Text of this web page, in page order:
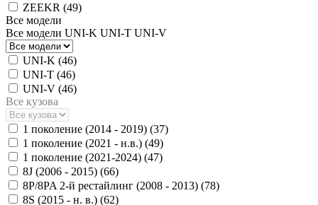
ZEEKR (49)
Все модели
Все модели UNI-K UNI-T UNI-V
UNI-K (46)
UNI-T (46)
UNI-V (46)
Все кузова
1 поколение (2014 - 2019) (37)
1 поколение (2021 - н.в.) (49)
1 поколение (2021-2024) (47)
8J (2006 - 2015) (66)
8P/8PA 2-й рестайлинг (2008 - 2013) (78)
8S (2015 - н. в.) (62)